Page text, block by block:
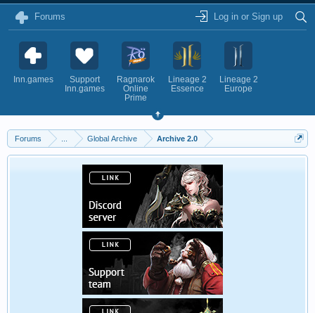
Forums Log in or Sign up
Inn.games
Support
Inn.games
Ragnarok
Online
Prime
Lineage 2
Essence
Lineage 2
Europe
Forums Global Archive Archive 2.0